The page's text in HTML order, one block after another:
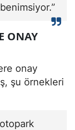
ONAY
onay
şu örnekleri